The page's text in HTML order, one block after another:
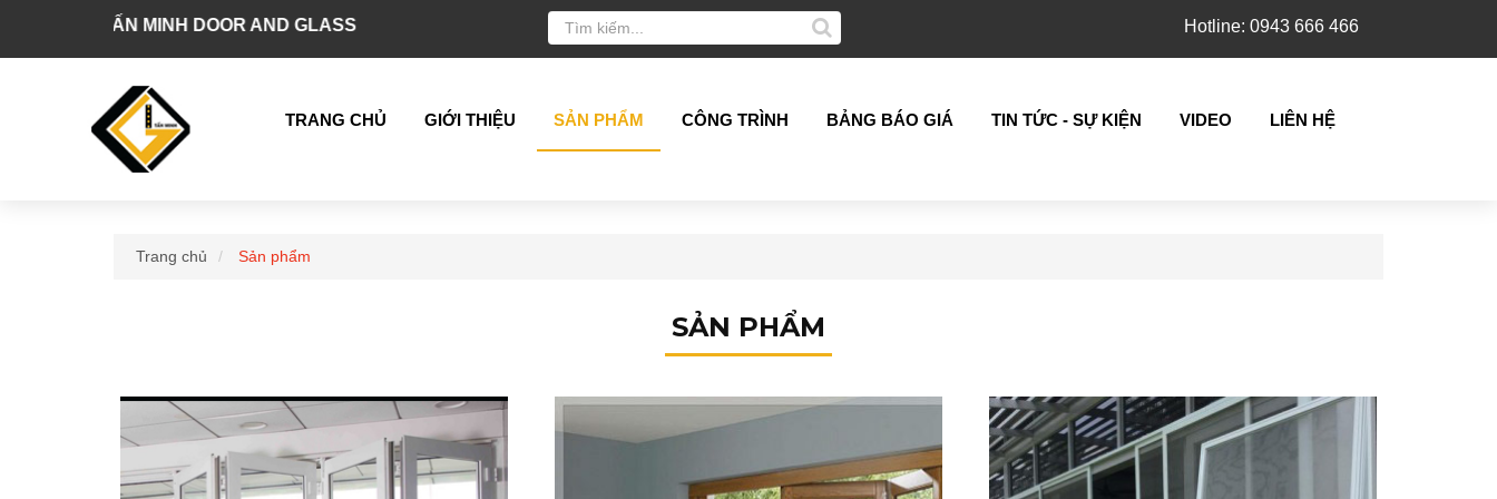
DOOR AND GLASS Hotline: 0943 666 466
TRANG CHỦ GIỚI THIỆU SẢN PHẨM CÔNG TRÌNH BẢNG BÁO GIÁ TIN TỨC - SỰ KIỆN VIDEO LIÊN HỆ
Trang chủ Sản phẩm
SẢN PHẨM